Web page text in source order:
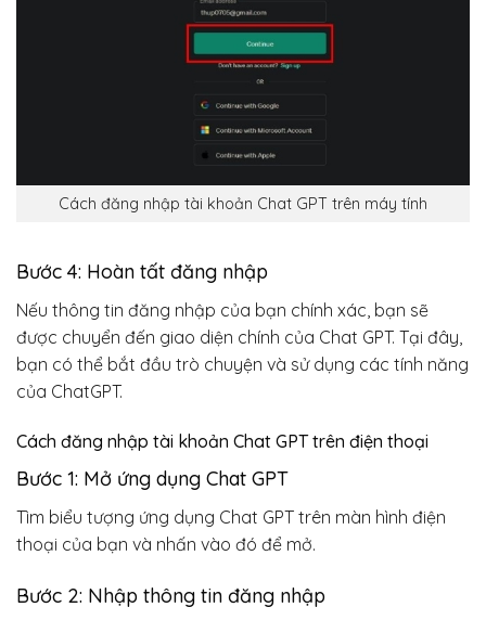
Cách đăng nhập tài khoản Chat GPT trên máy tính
Bước 4: Hoàn tất đăng nhập
Nếu thông tin đăng nhập của bạn chính xác, bạn sẽ
được chuyển đến giao diện chính của Chat GPT. Tại đây,
bạn có thể bắt đầu trò chuyện và sử dụng các tính năng
của ChatGPT.
Cách đăng nhập tài khoản Chat GPT trên điện thoại
Bước 1: Mở ứng dụng Chat GPT
Tìm biểu tượng ứng dụng Chat GPT trên màn hình điện
thoại của bạn và nhấn vào đó để mở.
Bước 2: Nhập thông tin đăng nhập